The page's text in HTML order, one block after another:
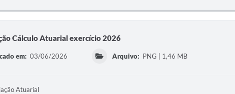
Cálculo Atuarial exercício 2026
em: 03/06/2026 Arquivo: PNG | 1,46 MB
Atuarial